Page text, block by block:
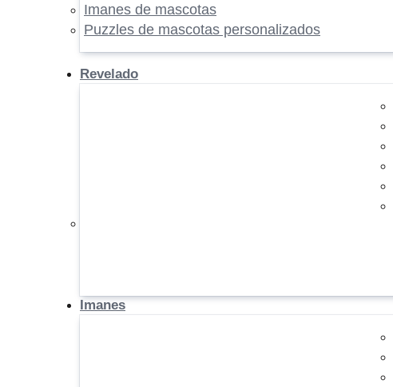
Imanes de mascotas
Puzzles de mascotas personalizados
Revelado
Imanes